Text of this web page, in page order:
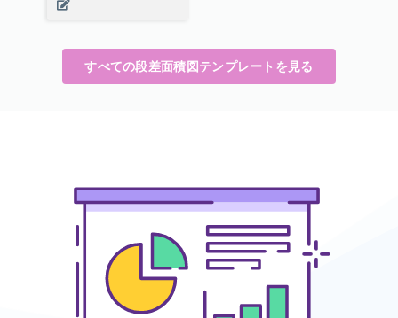
すべての段差面積図テンプレートを見る